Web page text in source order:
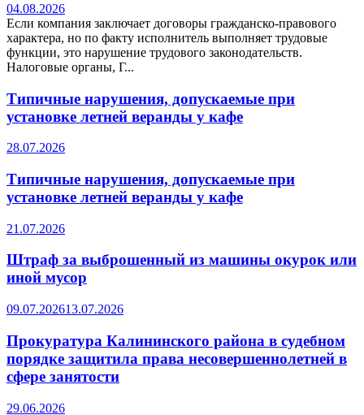
04.08.2026
Если компания заключает договоры гражданско-правового
характера, но по факту исполнитель выполняет трудовые
функции, это нарушение трудового законодательств.
Налоговые органы, Г...
Типичные нарушения, допускаемые при
установке летней веранды у кафе
28.07.2026
Типичные нарушения, допускаемые при
установке летней веранды у кафе
21.07.2026
Штраф за выброшенный из машины окурок или
иной мусор
09.07.202613.07.2026
Прокуратура Калининского района в судебном
порядке защитила права несовершеннолетней в
сфере занятости
29.06.2026